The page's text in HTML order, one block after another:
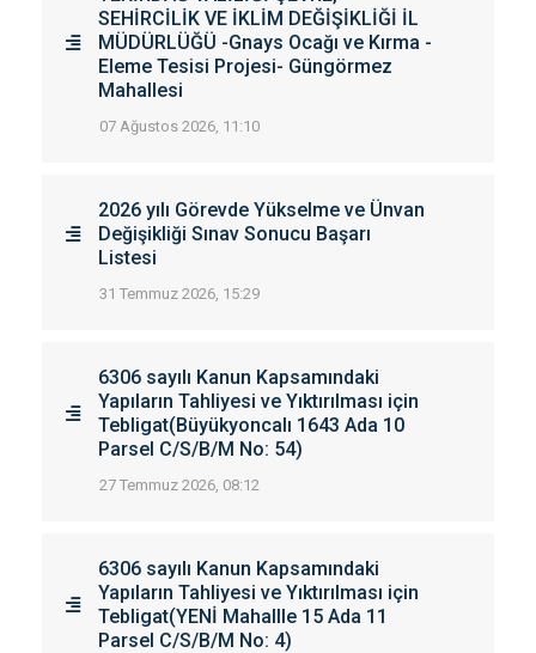
SEHİRCİLİK VE İKLİM DEĞİŞİKLİĞİ İL
MÜDÜRLÜĞÜ -Gnays Ocağı ve Kırma -
Eleme Tesisi Projesi- Güngörmez
Mahallesi
07 Ağustos 2026, 11:10
2026 yılı Görevde Yükselme ve Ünvan
Değişikliği Sınav Sonucu Başarı
Listesi
31 Temmuz 2026, 15:29
6306 sayılı Kanun Kapsamındaki
Yapıların Tahliyesi ve Yıktırılması için
Tebligat(Büyükyoncalı 1643 Ada 10
Parsel C/S/B/M No: 54)
27 Temmuz 2026, 08:12
6306 sayılı Kanun Kapsamındaki
Yapıların Tahliyesi ve Yıktırılması için
Tebligat(YENİ Mahallle 15 Ada 11
Parsel C/S/B/M No: 4)